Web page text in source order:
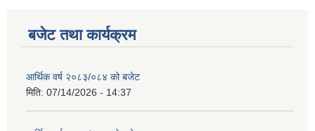
बजेट तथा कार्यक्रम
आर्थिक वर्ष २०८३/०८४ को बजेट
मिति: 07/14/2026 - 14:37